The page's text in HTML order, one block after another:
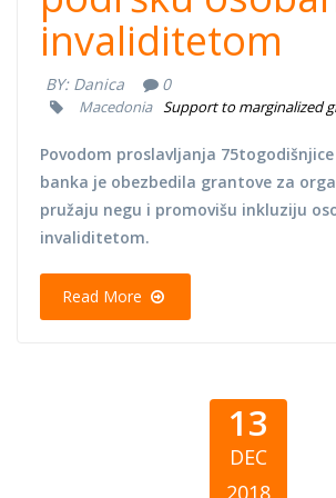
invaliditetom
BY: Danica 0
Macedonia Support to marginalized
Povodom proslavljanja
banka je obezbedila grantove za
pružaju negu i promovišu inkluziju
invaliditetom.
Read More
13
DEC
2018